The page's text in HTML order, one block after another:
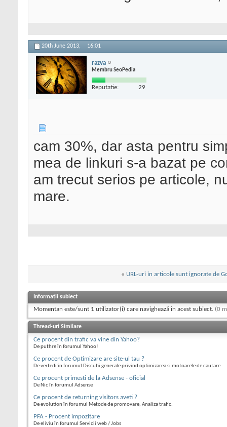
20th June 2013, 16:01
razva
Membru SeoPedia
Reputatie: 29
cam 30%, dar asta pentru
mea de linkuri s-a bazat pe
am trecut serios pe articole,
mare.
« URL-uri in articole sunt ignorate de
Informații subiect
Momentan este/sunt 1 utilizator(i) care navighează în acest subiect. (0
Thread-uri Similare
Ce procent din trafic va vine din Yahoo?
De puthre în forumul Yahoo!
Ce procent de Optimizare are site-ul tau ?
De vertedi în forumul Discutii generale privind optimizarea si motoarele de cautare
Ce procent primesti de la Adsense - oficial
De Nic în forumul Adsense
Ce procent de returning visitors aveti ?
De evolution în forumul Metode de promovare, Analiza trafic.
PFA - Procent impozitare
De eliviu în forumul Servicii web / Jobs